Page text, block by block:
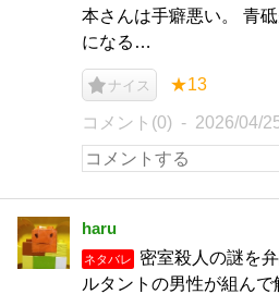
本さんは手癖悪い。 青
になる…
ナイス ★13
コメント(0) 2026/04/
haru
ネタバレ
密室殺人の謎を
ルタントの男性が組ん